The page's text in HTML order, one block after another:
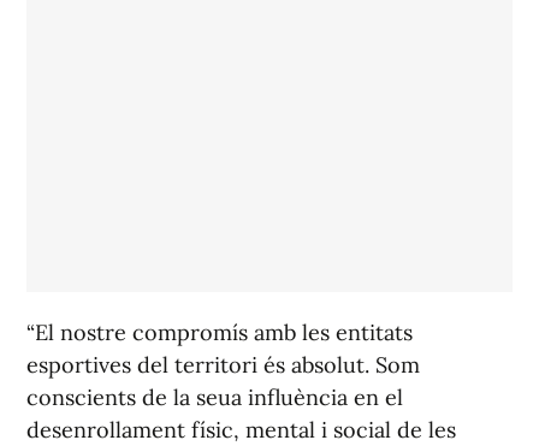
“El nostre compromís amb les entitats
esportives del territori és absolut. Som
conscients de la seua influència en el
desenrollament físic, mental i social de les